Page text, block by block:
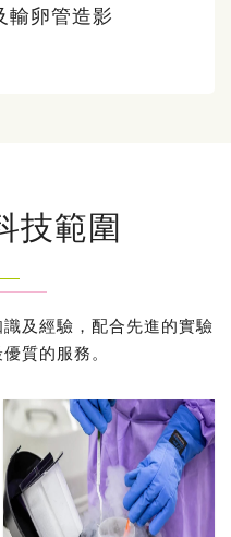
輸卵管造影
技範圍
及經驗，配合先進的實驗
質的服務。